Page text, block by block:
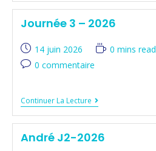
Journée 3 – 2026
14 juin 2026 0 mins read
0 commentaire
Continuer La Lecture
André J2-2026